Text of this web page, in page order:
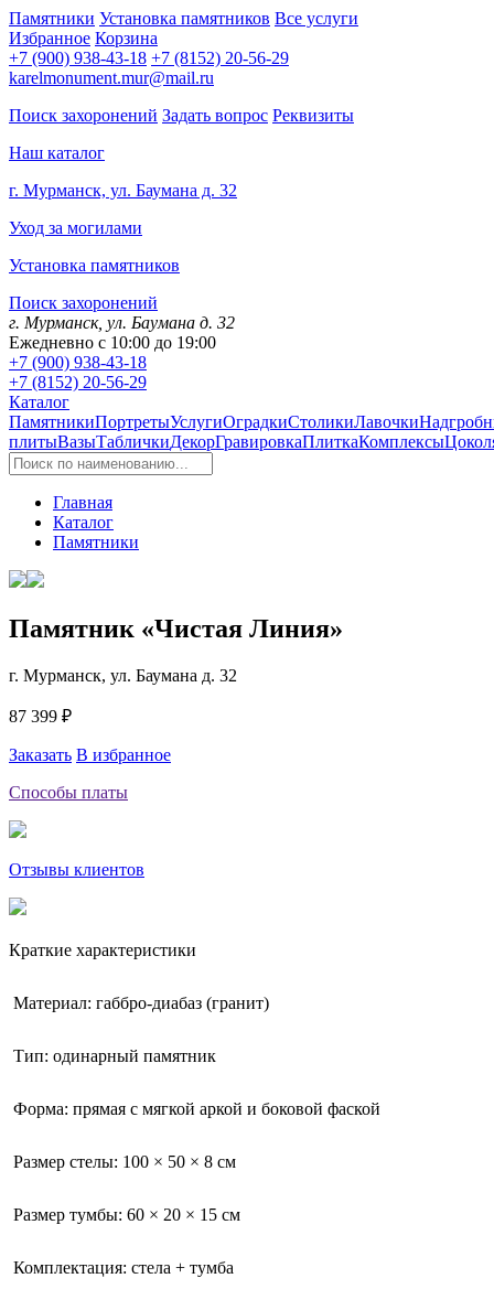
Памятники Установка памятников Все услуги
Избранное Корзина
+7 (900) 938-43-18 +7 (8152) 20-56-29
karelmonument.mur@mail.ru
Поиск захоронений Задать вопрос Реквизиты
Наш каталог
г. Мурманск, ул. Баумана д. 32
Уход за могилами
Установка памятников
Поиск захоронений
г. Мурманск, ул. Баумана д. 32
Ежедневно с 10:00 до 19:00
+7 (900) 938-43-18
+7 (8152) 20-56-29
Каталог
ПамятникиПортретыУслугиОградкиСтоликиЛавочки
плитыВазыТабличкиДекорГравировкаПлиткаКомплексы
Главная
Каталог
Памятники
Памятник «Чистая Линия»
г. Мурманск, ул. Баумана д. 32
87 399 ₽
Заказать В избранное
Способы платы
Отзывы клиентов
Краткие характеристики
Материал: габбро-диабаз (гранит)
Тип: одинарный памятник
Форма: прямая с мягкой аркой и боковой фаской
Размер стелы: 100 × 50 × 8 см
Размер тумбы: 60 × 20 × 15 см
Комплектация: стела + тумба